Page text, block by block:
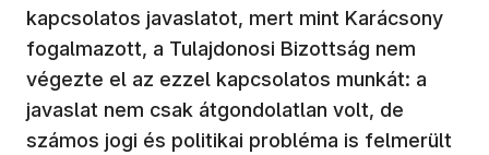
kapcsolatos javaslatot, mert mint Karácsony
fogalmazott, a Tulajdonosi Bizottság nem
végezte el az ezzel kapcsolatos munkát: a
javaslat nem csak átgondolatlan volt, de
számos jogi és politikai probléma is felmerült